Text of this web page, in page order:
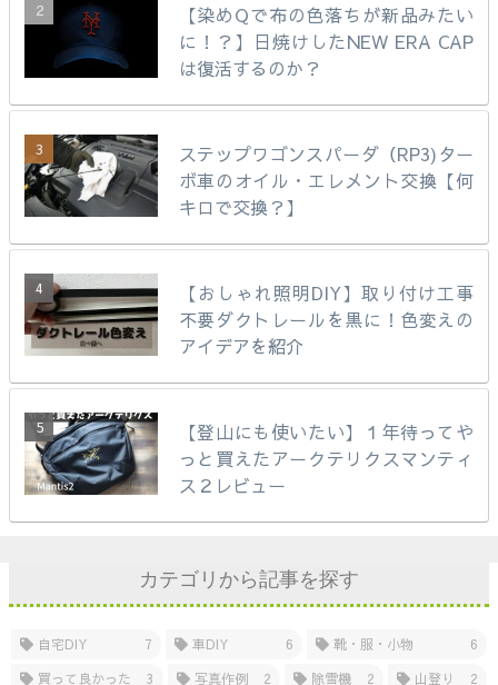
【染めQで布の色落ちが新品みたい
に！？】日焼けしたNEW ERA CAP
は復活するのか？
ステップワゴンスパーダ（RP3)ター
ボ車のオイル・エレメント交換【何
キロで交換？】
【おしゃれ照明DIY】取り付け工事
不要ダクトレールを黒に！色変えの
アイデアを紹介
【登山にも使いたい】１年待ってや
っと買えたアークテリクスマンティ
ス２レビュー
カテゴリから記事を探す
自宅DIY 7 車DIY 6 靴・服・小物
6
買って良かった
3 写真作例 2 除雪機 2 山登り 2